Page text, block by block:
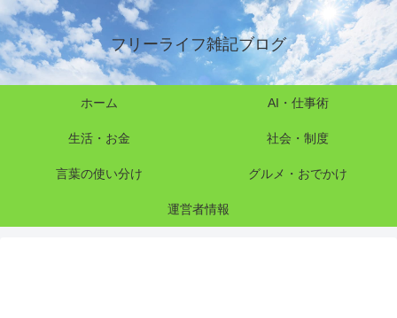
フリーライフ雑記ブログ
ホーム AI・仕事術
生活・お金 社会・制度
言葉の使い分け グルメ・おでかけ
運営者情報